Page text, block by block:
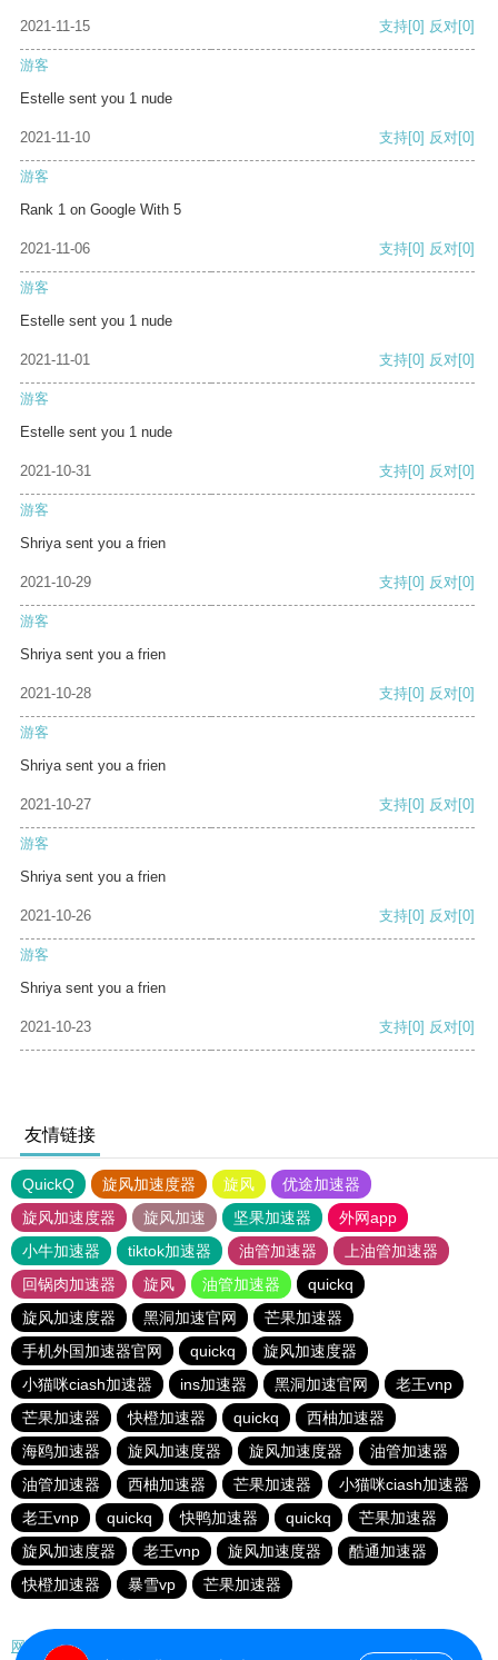
2021-11-15 支持[0] 反对[0]
游客
Estelle sent you 1 nude
2021-11-10 支持[0] 反对[0]
游客
Rank 1 on Google With 5
2021-11-06 支持[0] 反对[0]
游客
Estelle sent you 1 nude
2021-11-01 支持[0] 反对[0]
游客
Estelle sent you 1 nude
2021-10-31 支持[0] 反对[0]
游客
Shriya sent you a frien
2021-10-29 支持[0] 反对[0]
游客
Shriya sent you a frien
2021-10-28 支持[0] 反对[0]
游客
Shriya sent you a frien
2021-10-27 支持[0] 反对[0]
游客
Shriya sent you a frien
2021-10-26 支持[0] 反对[0]
游客
Shriya sent you a frien
2021-10-23 支持[0] 反对[0]
友情链接
QuickQ 旋风加速度器 旋风
优途加速器
旋风加速度器
旋风加速 坚果加速器
外网app
小牛加速器
tiktok加速器 油管加速器
上油管加速器
回锅肉加速器
旋风 油管加速器
quickq
旋风加速度器
黑洞加速官网
芒果加速器
手机外国加速器官网
quickq
旋风加速度器
小猫咪ciash加速器
ins加速器 黑洞加速官网
老王vnp
芒果加速器
快橙加速器 quickq
西柚加速器
海鸥加速器
旋风加速度器 旋风加速度器
油管加速器
油管加速器
西柚加速器 芒果加速器
小猫咪ciash加速器
老王vnp
quickq 快鸭加速器 quickq
芒果加速器
旋风加速度器
老王vnp 旋风加速度器
酷通加速器
快橙加速器
暴雪vp 芒果加速器
网站地图